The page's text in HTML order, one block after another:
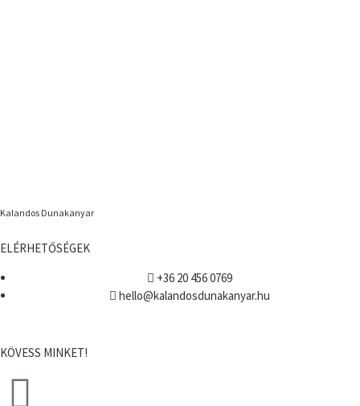
Kalandos Dunakanyar
ELÉRHETŐSÉGEK
+36 20 456 0769
hello@kalandosdunakanyar.hu
KÖVESS MINKET!